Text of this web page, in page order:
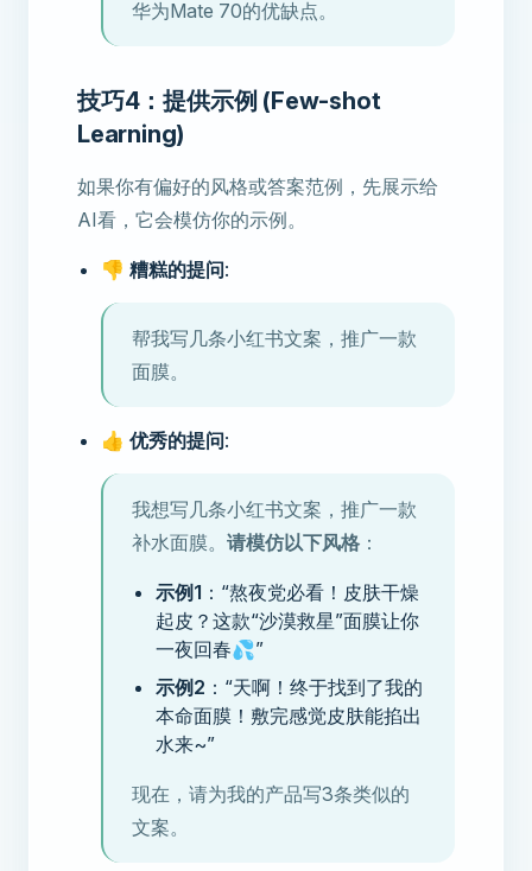
华为Mate 70的优缺点。
技巧4：提供示例 (Few-shot
Learning)
如果你有偏好的风格或答案范例，先展示给
AI看，它会模仿你的示例。
👎 糟糕的提问:
帮我写几条小红书文案，推广一款
面膜。
👍 优秀的提问:
我想写几条小红书文案，推广一款
补水面膜。 请模仿以下风格 ：
示例1 ：“熬夜党必看！皮肤干燥
起皮？这款“沙漠救星”面膜让你
一夜回春💦”
示例2 ：“天啊！终于找到了我的
本命面膜！敷完感觉皮肤能掐出
水来~”
现在，请为我的产品写3条类似的
文案。